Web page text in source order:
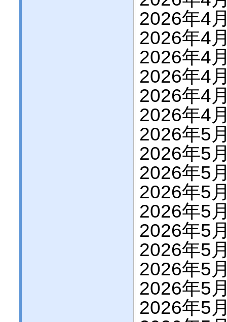
2026年4
2026年4
2026年4
2026年4
2026年4
2026年4
2026年5
2026年5
2026年5
2026年5
2026年5
2026年5
2026年5
2026年5
2026年5
2026年5